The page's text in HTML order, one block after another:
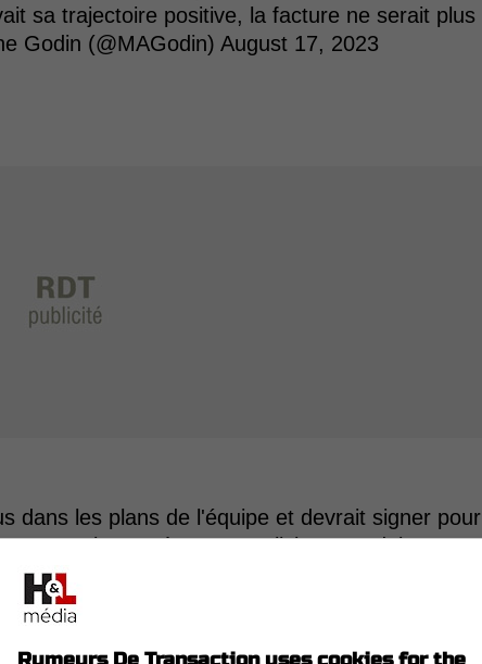
sa trajectoire positive, la facture ne serait plus
Godin (@MAGodin) August 17, 2023
dans les plans de l'équipe et devrait signer pour
comme le suggère Marc-Olivier Beaudoin en se
comme comparable. Talent semblable, parcours